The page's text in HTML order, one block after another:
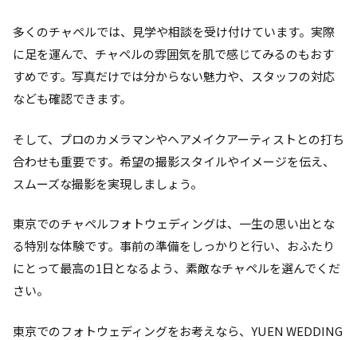
多くのチャペルでは、見学や相談を受け付けています。実際
に足を運んで、チャペルの雰囲気を肌で感じてみるのもおす
すめです。写真だけでは分からない魅力や、スタッフの対応
なども確認できます。
そして、プロのカメラマンやヘアメイクアーティストとの打ち
合わせも重要です。希望の撮影スタイルやイメージを伝え、
スムーズな撮影を実現しましょう。
東京でのチャペルフォトウェディングは、一生の思い出とな
る特別な体験です。事前の準備をしっかりと行い、おふたり
にとって最高の1日となるよう、素敵なチャペルを選んでくだ
さい。
東京でのフォトウェディングをお考えなら、YUEN WEDDING